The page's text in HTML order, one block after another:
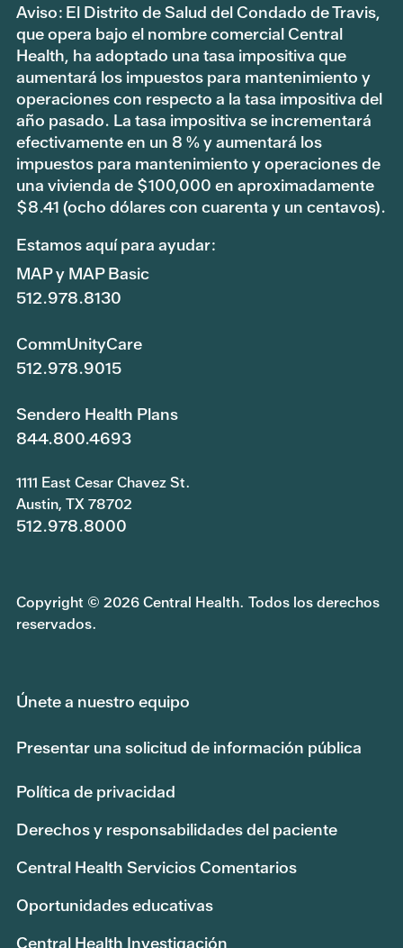
Aviso: El Distrito de Salud del Condado de Travis,
que opera bajo el nombre comercial Central
Health, ha adoptado una tasa impositiva que
aumentará los impuestos para mantenimiento y
operaciones con respecto a la tasa impositiva del
año pasado. La tasa impositiva se incrementará
efectivamente en un 8 % y aumentará los
impuestos para mantenimiento y operaciones de
una vivienda de $100,000 en aproximadamente
$8.41 (ocho dólares con cuarenta y un centavos).
Estamos aquí para ayudar:
MAP y MAP Basic
512.978.8130
CommUnityCare
512.978.9015
Sendero Health Plans
844.800.4693
1111 East Cesar Chavez St.
Austin, TX 78702
512.978.8000
Copyright © 2026 Central Health. Todos los derechos
reservados.
Únete a nuestro equipo
Presentar una solicitud de información pública
Política de privacidad
Derechos y responsabilidades del paciente
Central Health Servicios Comentarios
Oportunidades educativas
Central Health Investigación